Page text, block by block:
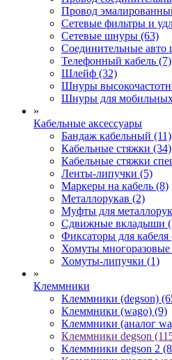
Провод
Сетевые фильтры и
Сетевые шнуры (63)
Соединительные
Телефонный кабель (7)
Шлейф (32)
Шнуры
Шнуры для мобильных
»
Кабельные аксессуары
Бандаж кабельный (11)
Кабельные стяжки (34)
Кабельные стяжки
Ленты-липучки (5)
Маркеры на кабель (8)
Металлорукав (2)
Муфты для
Сдвижные вкладыши
Фиксаторы для кабеля
Хомуты многоразовые
Хомуты-липучки (1)
»
Клеммники
Клеммники (degson)
Клеммники (wago) (9)
Клеммники (аналог
Клеммники degson
Клеммники degson 2